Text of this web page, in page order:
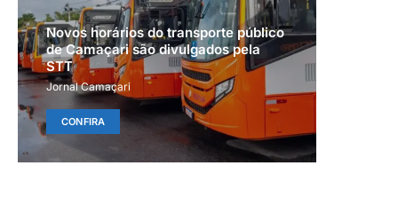
Novos horários do transporte público
de Camaçari são divulgados pela
STT
Jornal Camaçari
CONFIRA